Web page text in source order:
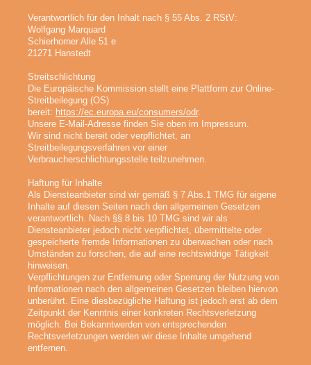
Verantwortlich für den Inhalt nach § 55 Abs. 2 RStV:
Wolfgang Marquard
Schierhorner Alle 51 e
21271 Hanstedt
Streitschlichtung
Die Europäische Kommission stellt eine Plattform zur Online-
Streitbeilegung (OS)
bereit: https://ec.europa.eu/consumers/odr.
Unsere E-Mail-Adresse finden Sie oben im Impressum.
Wir sind nicht bereit oder verpflichtet, an
Streitbeilegungsverfahren vor einer
Verbraucherschlichtungsstelle teilzunehmen.
Haftung für Inhalte
Als Diensteanbieter sind wir gemäß § 7 Abs.1 TMG für eigene
Inhalte auf diesen Seiten nach den allgemeinen Gesetzen
verantwortlich. Nach §§ 8 bis 10 TMG sind wir als
Diensteanbieter jedoch nicht verpflichtet, übermittelte oder
gespeicherte fremde Informationen zu überwachen oder nach
Umständen zu forschen, die auf eine rechtswidrige Tätigkeit
hinweisen.
Verpflichtungen zur Entfernung oder Sperrung der Nutzung von
Informationen nach den allgemeinen Gesetzen bleiben hiervon
unberührt. Eine diesbezügliche Haftung ist jedoch erst ab dem
Zeitpunkt der Kenntnis einer konkreten Rechtsverletzung
möglich. Bei Bekanntwerden von entsprechenden
Rechtsverletzungen werden wir diese Inhalte umgehend
entfernen.